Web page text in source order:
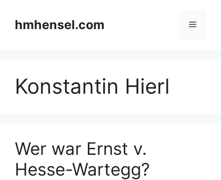
Inhalt
springen
hmhensel.com Menü
Konstantin Hierl
Wer war Ernst v.
Hesse-Wartegg?